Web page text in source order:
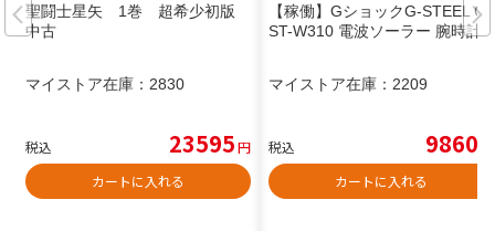
聖闘士星矢 1巻 超希少初版
中古
マイストア在庫： 2830
税込 23595円
カートに入れる
【稼働】GショックG-STEEL G
ST-W310 電波ソーラー 腕時計
マイストア在庫： 2209
税込 9860
カートに入れる